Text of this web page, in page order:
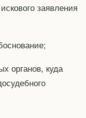
заявления
органов, куда